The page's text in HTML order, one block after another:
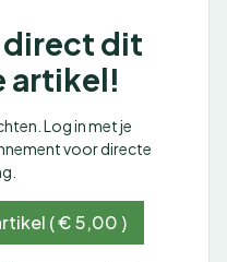
dit
artikel!
Log in met je
voor directe
( € 5,00 )